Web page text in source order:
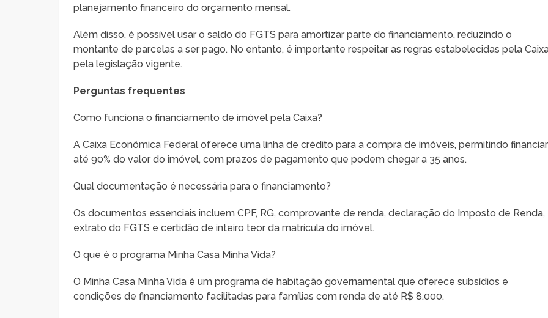
planejamento financeiro do orçamento mensal.
Além disso, é possível usar o saldo do FGTS para amortizar parte do financiamento, reduzindo o
montante de parcelas a ser pago. No entanto, é importante respeitar as regras estabelecidas pela
pela legislação vigente.
Perguntas frequentes
Como funciona o financiamento de imóvel pela Caixa?
A Caixa Econômica Federal oferece uma linha de crédito para a compra de imóveis, permitindo financiar
até 90% do valor do imóvel, com prazos de pagamento que podem chegar a 35 anos.
Qual documentação é necessária para o financiamento?
Os documentos essenciais incluem CPF, RG, comprovante de renda, declaração do Imposto de Renda,
extrato do FGTS e certidão de inteiro teor da matrícula do imóvel.
O que é o programa Minha Casa Minha Vida?
O Minha Casa Minha Vida é um programa de habitação governamental que oferece subsídios e
condições de financiamento facilitadas para famílias com renda de até R$ 8.000.